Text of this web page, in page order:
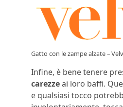
Gatto con le zampe alzate –
Infine, è bene tenere
carezzeai loro baffi.
e qualsiasi tocco